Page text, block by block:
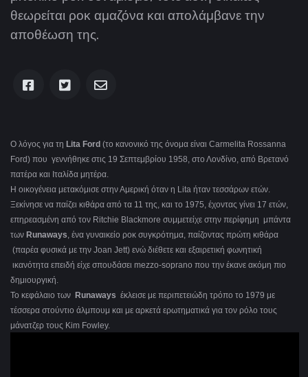
θεωρείται ροκ αμαζόνα και απολάμβανε την
αποθέωση της.
Ο λόγος για τη Lita Ford (το κανονικό της όνομα είναι Carmelita Rossanna
Ford) που γεννήθηκε στις 19 Σεπτεμβρίου 1958, στο Λονδίνο, από Βρετανό
πατέρα και Ιταλίδα μητέρα.
Η οικογένεια μετακόμισε στην Αμερική όταν η Lita ήταν τεσσάρων ετών.
Ξεκίνησε να παίζει κιθάρα από τα 11 της, και το 1975, έχοντας γίνει 17 ετών,
επηρεασμένη από τον Ritchie Blackmore συμμετείχε στην περίφημη μπάντα
των Runaways , ένα γυναικείο ροκ συγκρότημα, παίζοντας πρώτη κιθάρα
(παρέα φυσικά με την Joan Jett) ενώ διέθετε και εξαιρετική φωνητική
ικανότητα επειδή είχε σπουδάσει mezzo-soprano που την έκανε ακόμη πιο
δημιουργική.
Το κεφάλαιο των Runaways έκλεισε με περιπετειώδη τρόπο το 1979 με
τέσσερα στούντιο άλμπουμ και με αρκετά ερωτηματικά για τον ρόλο τους
μάνατζερ τους Kim Fowley.